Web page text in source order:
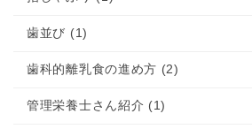
歯並び (1)
歯科的離乳食の進め方 (2)
管理栄養士さん紹介 (1)